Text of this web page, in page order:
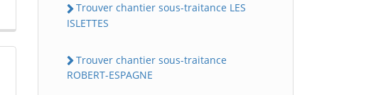
Trouver chantier sous-traitance LES
ISLETTES
Trouver chantier sous-traitance
ROBERT-ESPAGNE